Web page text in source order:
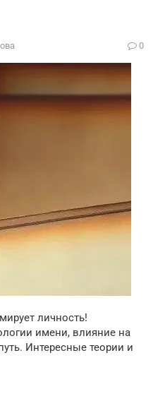
0
личность!
имени, влияние на
Интересные теории и